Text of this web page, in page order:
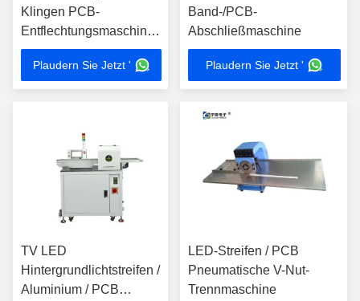
Klingen PCB-
Entflechtungsmaschine
YSVJ-650
Plaudern Sie Jetzt '
Band-/PCB-
Abschließmaschine
Plaudern Sie Jetzt '
TV LED
Hintergrundlichtstreifen /
Aluminium / PCB
LED-Streifen / PCB
Pneumatische V-Nut-
Trennmaschine